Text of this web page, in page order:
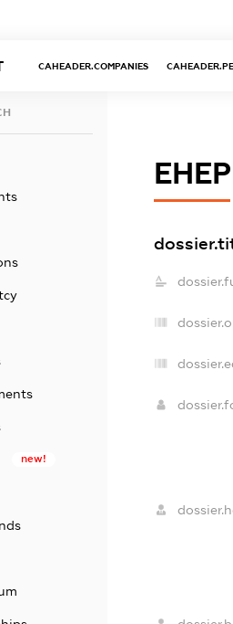
CAHEADER.COMPANIES
new!